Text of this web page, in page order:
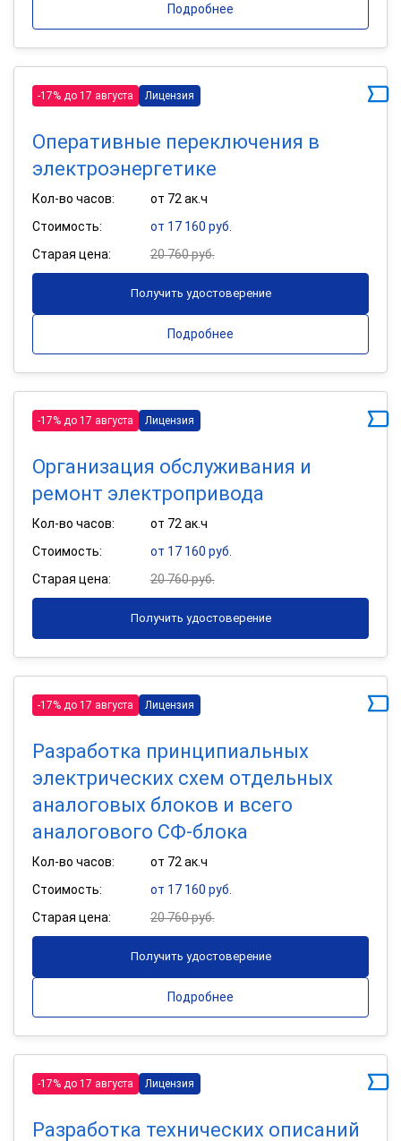
Подробнее
-17% до 17 августа Лицензия
Оперативные переключения в
электроэнергетике
Кол-во часов:
от 72 ак.ч
Стоимость:
от 17 160 руб.
Старая цена:
20 760 руб.
Получить удостоверение
Подробнее
-17% до 17 августа Лицензия
Организация обслуживания и
ремонт электропривода
Кол-во часов:
от 72 ак.ч
Стоимость:
от 17 160 руб.
Старая цена:
20 760 руб.
Получить удостоверение
-17% до 17 августа Лицензия
Разработка принципиальных
электрических схем отдельных
аналоговых блоков и всего
аналогового СФ-блока
Кол-во часов:
от 72 ак.ч
Стоимость:
от 17 160 руб.
Старая цена:
20 760 руб.
Получить удостоверение
Подробнее
-17% до 17 августа Лицензия
Разработка технических описаний